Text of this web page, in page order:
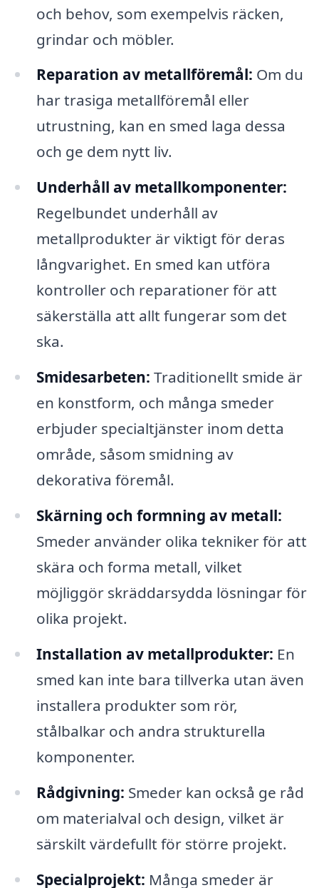
och behov, som exempelvis räcken,
grindar och möbler.
Reparation av metallföremål: Om du
har trasiga metallföremål eller
utrustning, kan en smed laga dessa
och ge dem nytt liv.
Underhåll av metallkomponenter:
Regelbundet underhåll av
metallprodukter är viktigt för deras
långvarighet. En smed kan utföra
kontroller och reparationer för att
säkerställa att allt fungerar som det
ska.
Smidesarbeten: Traditionellt smide är
en konstform, och många smeder
erbjuder specialtjänster inom detta
område, såsom smidning av
dekorativa föremål.
Skärning och formning av metall:
Smeder använder olika tekniker för att
skära och forma metall, vilket
möjliggör skräddarsydda lösningar för
olika projekt.
Installation av metallprodukter: En
smed kan inte bara tillverka utan även
installera produkter som rör,
stålbalkar och andra strukturella
komponenter.
Rådgivning: Smeder kan också ge råd
om materialval och design, vilket är
särskilt värdefullt för större projekt.
Specialprojekt: Många smeder är